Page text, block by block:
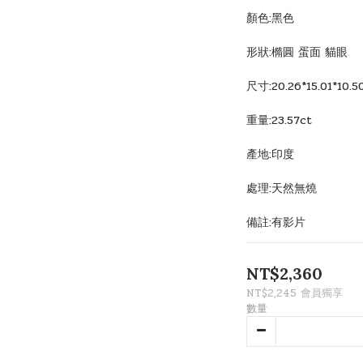
顏色:黑色
形狀:橢圓 蛋面 貓眼
尺寸
重量:23.57ct
產地:印度
處理:天然無燒
備註:有影片
NT$2,360
NT$2,245 會員獨享
數量